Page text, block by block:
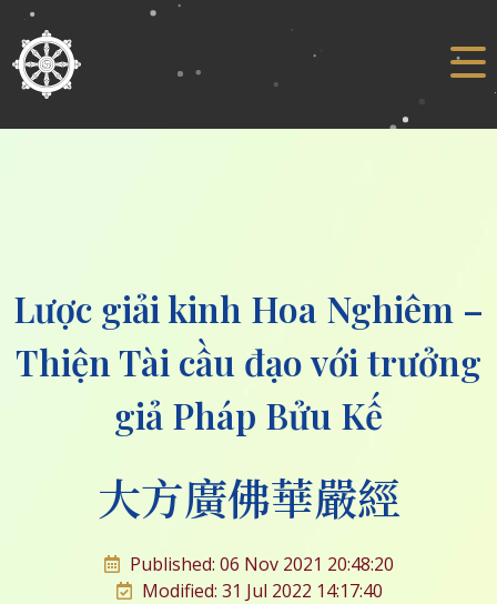
Lược giải kinh Hoa Nghiêm –
Thiện Tài cầu đạo với trưởng
giả Pháp Bửu Kế
大方廣佛華嚴經
Published: 06 Nov 2021 20:48:20
Modified: 31 Jul 2022 14:17:40